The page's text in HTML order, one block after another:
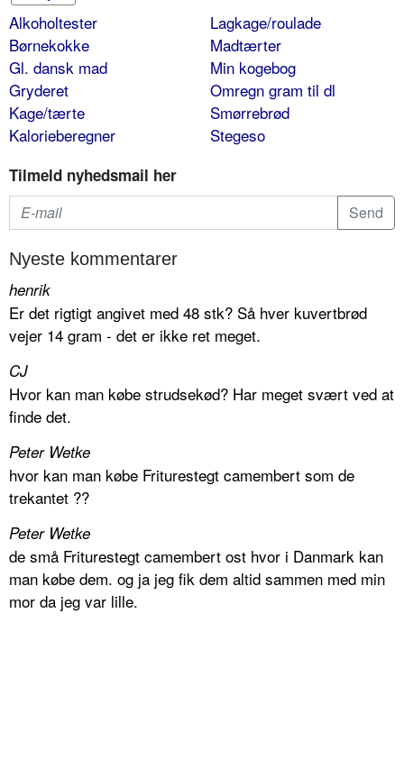
Alkoholtester
Børnekokke
Gl. dansk mad
Gryderet
Kage/tærte
Kalorieberegner
Lagkage/roulade
Madtærter
Min kogebog
Omregn gram til dl
Smørrebrød
Stegeso
Tilmeld nyhedsmail her
Nyeste kommentarer
henrik
Er det rigtigt angivet med 48 stk? Så hver kuvertbrød
vejer 14 gram - det er ikke ret meget.
CJ
Hvor kan man købe strudsekød? Har meget svært ved at
finde det.
Peter Wetke
hvor kan man købe Friturestegt camembert som de
trekantet ??
Peter Wetke
de små Friturestegt camembert ost hvor i Danmark kan
man købe dem. og ja jeg fik dem altid sammen med min
mor da jeg var lille.